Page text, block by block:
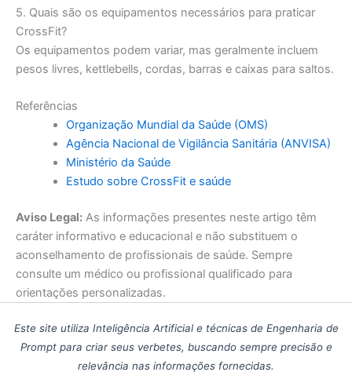
5. Quais são os equipamentos necessários para praticar
CrossFit?
Os equipamentos podem variar, mas geralmente incluem
pesos livres, kettlebells, cordas, barras e caixas para saltos.
Referências
Organização Mundial da Saúde (OMS)
Agência Nacional de Vigilância Sanitária (ANVISA)
Ministério da Saúde
Estudo sobre CrossFit e saúde
Aviso Legal: As informações presentes neste artigo têm
caráter informativo e educacional e não substituem o
aconselhamento de profissionais de saúde. Sempre
consulte um médico ou profissional qualificado para
orientações personalizadas.
Este site utiliza Inteligência Artificial e técnicas de Engenharia de
Prompt para criar seus verbetes, buscando sempre precisão e
relevância nas informações fornecidas.